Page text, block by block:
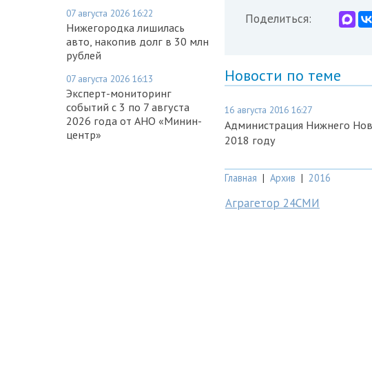
07 августа 2026 16:22
Нижегородка лишилась
авто, накопив долг в 30 млн
рублей
07 августа 2026 16:13
Эксперт-мониторинг
событий с 3 по 7 августа
2026 года от АНО «Минин-
центр»
Поделиться:
Новости по теме
16 августа 2016 16:27
Администрация Нижнего
2018 году
Главная | Архив | 2016
Аграгетор 24СМИ